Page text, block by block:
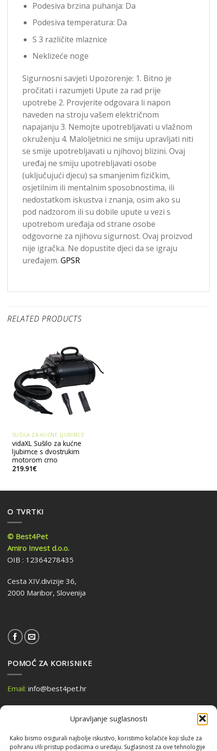
Upravljanje suglasnosti
Kako bismo osigurali najbolje iskustvo, koristimo kolačiće koji služe za
pohranu i/ili pristup podacima o uređaju. Suglasnost za ove tehnologije
Podesiva brzina puhanja: Da
Podesiva temperatura: Da
S 3 različite mlaznice
Neklizeće noge
Sigurnosni savjeti Upozorenje: 1. Bitno je
pročitati i razumjeti Upute za rad prije
upotrebe 2. Provjerite odgovara li napon
naveden na stroju vašem električnom
napajanju 3. Nemojte upotrebljavati u vlažnom
okruženju 4. Maloljetnici ne smiju upravljati niti
se smije upotrebljavati u njihovoj blizini. Ovaj
uređaj ne smiju upotrebljavati osobe
(uključujući djecu) sa smanjenim fizičkim,
osjetilnim ili mentalnim sposobnostima, ili
nedostatkom iskustva i znanja, osim ako su
pod nadzorom ili su dobile upute u vezi s
upotrebom uređaja od strane osobe
odgovorne za njihovu sigurnost. Ovaj proizvod
nije igračka. Ne dopustite djeci da se igraju
uređajem. GPSR
RELATED PRODUCTS
SUŠILA ZA KUĆNE LJUBIMCE
vidaXL Sušilo za kućne
ljubimce s dvostrukim
motorom crno
219.91€
O TVRTKI
© Best4Pet
Amiro Invest d.o.o.
OIB : 12364278435
Cesta XIV.divizije 36,
2000 Maribor, Slovenija
POMOĆ ZA KORISNIKE
Email: info@best4pet.hr
UVJETI POSLOVANJA